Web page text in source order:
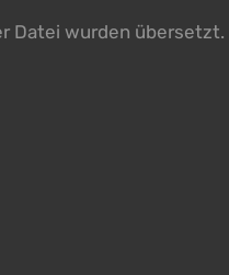
Datei wurden übersetzt.